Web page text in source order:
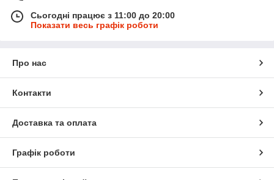
Сьогодні працює з 11:00 до 20:00
Показати весь графік роботи
Про нас
Контакти
Доставка та оплата
Графік роботи